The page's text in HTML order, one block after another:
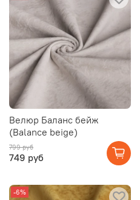
Велюр Баланс бейж
(Balance beige)
799 руб
749 руб
-6%